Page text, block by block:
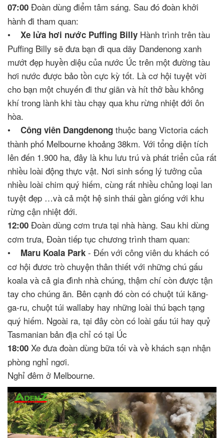
07:00 Đoàn dùng điểm tâm sáng. Sau đó đoàn khởi
hành đi tham quan:
• Xe lửa hơi nước Puffing Billy Hành trình trên tàu
Puffing Billy sẽ đưa bạn đi qua dãy Dandenong xanh
mướt đẹp huyền diệu của nước Úc trên một đường tàu
hơi nước được bảo tồn cực kỳ tốt. Là cơ hội tuyệt vời
cho bạn một chuyến đi thư giãn và hít thở bầu không
khí trong lành khi tàu chạy qua khu rừng nhiệt đới ôn
hòa.
• Công viên Dangdenong thuộc bang Victoria cách
thành phố Melbourne khoảng 38km. Với tổng diện tích
lên đến 1.900 ha, đây là khu lưu trú và phát triển của rất
nhiều loài động thực vật. Nơi sinh sống lý tưởng của
nhiều loài chim quý hiếm, cùng rất nhiều chủng loại lan
tuyệt đẹp …và cả một hệ sinh thái gần giống với khu
rừng cận nhiệt đới.
12:00 Đoàn dùng cơm trưa tại nhà hàng. Sau khi dùng
cơm trưa, Đoàn tiếp tục chương trình tham quan:
• Maru Koala Park - Đến với công viên du khách có
cơ hội đươc trò chuyện thân thiết với những chú gấu
koala và cả gia đình nhà chúng, thậm chí còn được tận
tay cho chúng ăn. Bên cạnh đó còn có chuột túi kăng-
ga-ru, chuột túi wallaby hay những loài thú bạch tạng
quý hiếm. Ngoài ra, tại đây còn có loài gấu túi hay quỷ
Tasmanian bản địa chỉ có tại Úc
18:00 Xe đưa đoàn dùng bữa tối và về khách sạn nhận
phòng nghỉ ngơi.
Nghỉ đêm ở Melbourne.